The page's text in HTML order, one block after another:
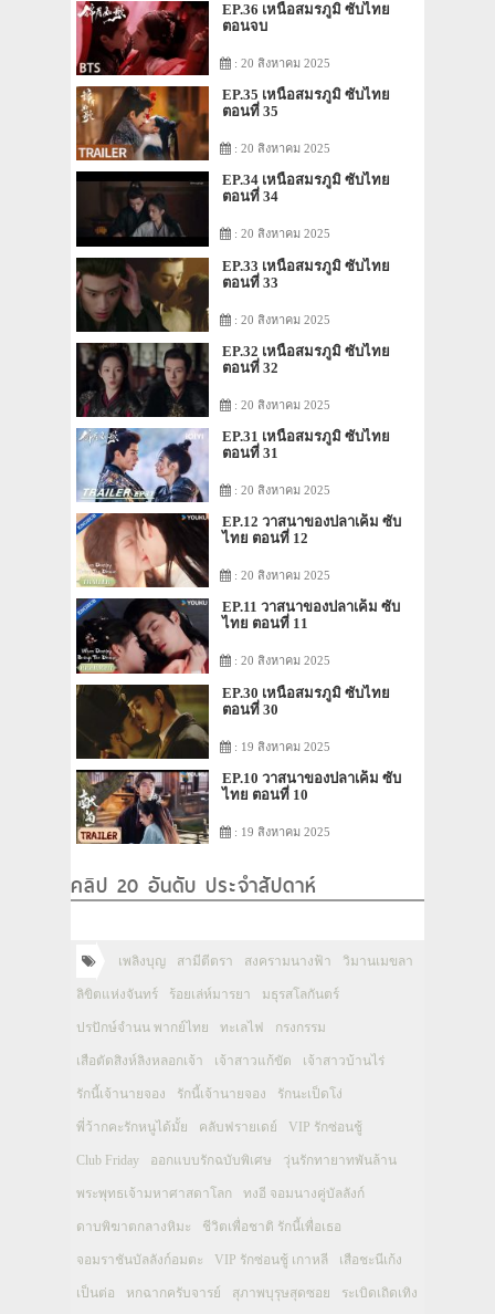
EP.36 เหนือสมรภูมิ ซับไทย
ตอนจบ
: 20 สิงหาคม 2025
EP.35 เหนือสมรภูมิ ซับไทย
ตอนที่ 35
: 20 สิงหาคม 2025
EP.34 เหนือสมรภูมิ ซับไทย
ตอนที่ 34
: 20 สิงหาคม 2025
EP.33 เหนือสมรภูมิ ซับไทย
ตอนที่ 33
: 20 สิงหาคม 2025
EP.32 เหนือสมรภูมิ ซับไทย
ตอนที่ 32
: 20 สิงหาคม 2025
EP.31 เหนือสมรภูมิ ซับไทย
ตอนที่ 31
: 20 สิงหาคม 2025
EP.12 วาสนาของปลาเค็ม ซับ
ไทย ตอนที่ 12
: 20 สิงหาคม 2025
EP.11 วาสนาของปลาเค็ม ซับ
ไทย ตอนที่ 11
: 20 สิงหาคม 2025
EP.30 เหนือสมรภูมิ ซับไทย
ตอนที่ 30
: 19 สิงหาคม 2025
EP.10 วาสนาของปลาเค็ม ซับ
ไทย ตอนที่ 10
: 19 สิงหาคม 2025
คลิป 20 อันดับ ประจำสัปดาห์
เพลิงบุญ สามีตีตรา สงครามนางฟ้า วิมานเมขลา
ลิขิตแห่งจันทร์ ร้อยเล่ห์มารยา มธุรสโลกันตร์
ปรปักษ์จำนน พากย์ไทย ทะเลไฟ กรงกรรม
เสือตัดสิงห์ลิงหลอกเจ้า เจ้าสาวแก้ขัด เจ้าสาวบ้านไร่
รักนี้เจ้านายจอง รักนี้เจ้านายจอง รักนะเป็ดโง่
พี่ว้ากคะรักหนูได้มั้ย คลับฟรายเดย์ VIP รักซ่อนชู้
Club Friday ออกแบบรักฉบับพิเศษ วุ่นรักทายาทพันล้าน
พระพุทธเจ้ามหาศาสดาโลก ทงอี จอมนางคู่บัลลังก์
ดาบพิฆาตกลางหิมะ ชีวิตเพื่อชาติ รักนี้เพื่อเธอ
จอมราชันบัลลังก์อมตะ VIP รักซ่อนชู้ เกาหลี เสือชะนีเก้ง
เป็นต่อ หกฉากครับจารย์ สุภาพบุรุษสุดซอย ระเบิดเถิดเทิง